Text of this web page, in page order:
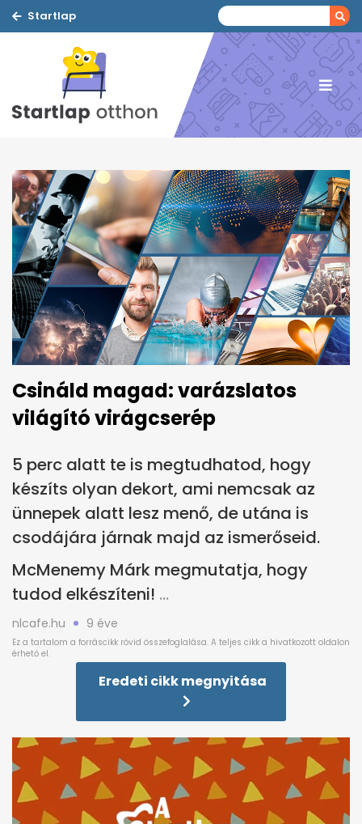
Startlap
Csináld magad: varázslatos
világító virágcserép
5 perc alatt te is megtudhatod, hogy
készíts olyan dekort, ami nemcsak az
ünnepek alatt lesz menő, de utána is
csodájára járnak majd az ismerőseid.
McMenemy Márk megmutatja, hogy
tudod elkészíteni!
nlcafe.hu 9 éve
Eredeti cikk megnyitása